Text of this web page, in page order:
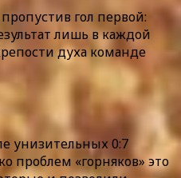
гол первой:
лишь в каждой
духа команде
унизительных 0:7
проблем «горняков» это